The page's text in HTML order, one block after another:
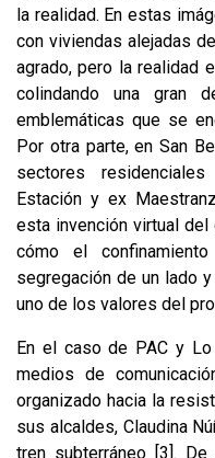
la realidad. En estas
con viviendas alejadas
agrado, pero la realidad
colindando una gran
emblemáticas que se
Por otra parte, en San
sectores
Estación y ex
esta invención virtual
cómo el
segregación de un lado
uno de los valores del
En el caso de PAC y
medios de
organizado hacia la
sus alcaldes, Claudina
tren subterráneo [3]. De